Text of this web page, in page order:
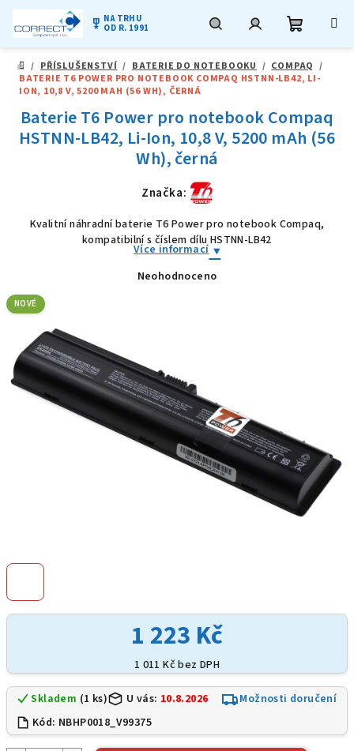
obsah
military_tech NA TRHU
OD R. 1991
DOMŮ
/ PŘÍSLUŠENSTVÍ / BATERIE DO NOTEBOOKU / COMPAQ /
BATERIE T6 POWER PRO NOTEBOOK COMPAQ HSTNN-LB42, LI-
ION, 10,8 V, 5200 MAH (56 WH), ČERNÁ
1 223 Kč
1 011 Kč bez DPH
Skladem (1 ks) U vás: 10.8.2026
Možnosti doručení
Kód: NBHP0018_V99375
Baterie T6 Power pro notebook Compaq
HSTNN-LB42, Li-Ion, 10,8 V, 5200 mAh (56
Wh), černá
Značka:
Kvalitní náhradní baterie T6 Power pro notebook Compaq,
kompatibilní s číslem dílu HSTNN-LB42
Více informací
Průměrné
Neohodnoceno
NOVÉ